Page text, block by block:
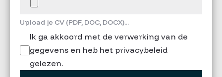
Upload je CV (PDF, DOC, DOCX)...
Ik ga akkoord met de verwerking van de
gegevens en heb het privacybeleid
gelezen.